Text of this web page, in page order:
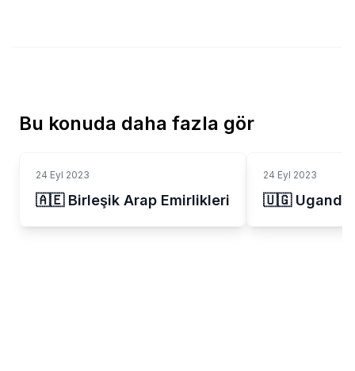
Bu konuda daha fazla gör
24 Eyl 2023
🇦🇪 Birleşik Arap Emirlikleri
24 Eyl 2023
🇺🇬 Uganda